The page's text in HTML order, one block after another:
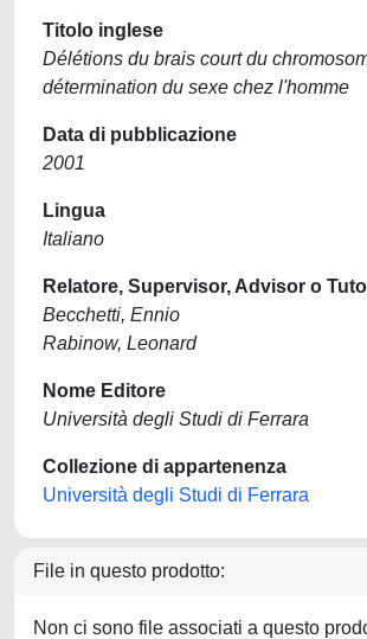
Titolo inglese
Délétions du brais court du
détermination du sexe chez l'homme
Data di pubblicazione
2001
Lingua
Italiano
Relatore, Supervisor, Advisor o
Becchetti, Ennio
Rabinow, Leonard
Nome Editore
Università degli Studi di Ferrara
Collezione di appartenenza
Università degli Studi di Ferrara
File in questo prodotto:
Non ci sono file associati a questo